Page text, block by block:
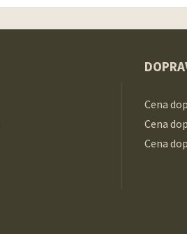
Cena
Cena
Cena